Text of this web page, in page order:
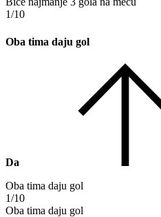
1/10
Oba tima daju gol
Da
Oba tima daju gol
1/10
Oba tima daju gol